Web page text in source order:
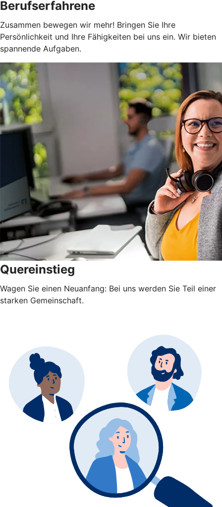
Berufserfahrene
Zusammen bewegen wir mehr! Bringen Sie Ihre
Persönlichkeit und Ihre Fähigkeiten bei uns ein. Wir bieten
spannende Aufgaben.
Quereinstieg
Wagen Sie einen Neuanfang: Bei uns werden Sie Teil einer
starken Gemeinschaft.